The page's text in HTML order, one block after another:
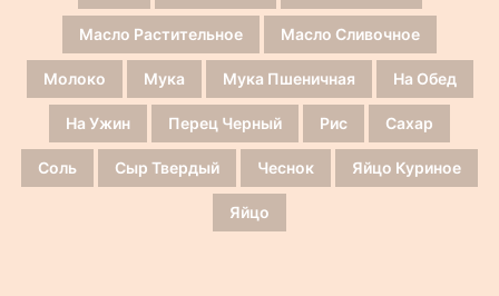
Масло Растительное Масло Сливочное
Молоко Мука Мука Пшеничная На Обед
На Ужин Перец Черный Рис Сахар
Соль Сыр Твердый Чеснок Яйцо Куриное
Яйцо